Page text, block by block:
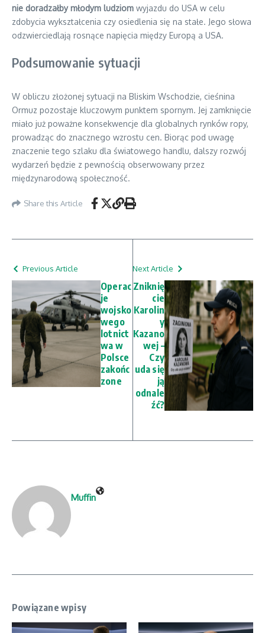
nie doradzałby młodym ludziom wyjazdu do USA w celu
zdobycia wykształcenia czy osiedlenia się na stałe. Jego słowa
odzwierciedlają rosnące napięcia między Europą a USA.
Podsumowanie sytuacji
W obliczu złożonej sytuacji na Bliskim Wschodzie, cieśnina
Ormuz pozostaje kluczowym punktem spornym. Jej zamknięcie
miało już poważne konsekwencje dla globalnych rynków ropy,
prowadząc do znacznego wzrostu cen. Biorąc pod uwagę
znaczenie tego szlaku dla światowego handlu, dalszy rozwój
wydarzeń będzie z pewnością obserwowany przez
międzynarodową społeczność.
Share this Article
Previous Article
Operac
je
wojsko
wego
lotnict
wa w
Polsce
zakońc
zone
Next Article
Zniknię
cie
Karolin
y
Kazano
wej –
Czy
uda się
ją
odnale
źć?
Muffin
Powiązane wpisy